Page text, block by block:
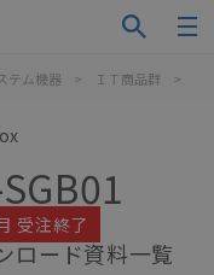
テム機器 > ＩＴ商品群 >
受注終了
ロード資料一覧